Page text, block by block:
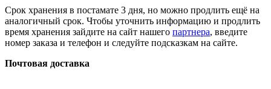
Срок хранения в постамате 3 дня, но можно продлить ещё на
аналогичный срок. Чтобы уточнить информацию и продлить
время хранения зайдите на сайт нашего партнера, введите
номер заказа и телефон и следуйте подсказкам на сайте.
Почтовая доставка